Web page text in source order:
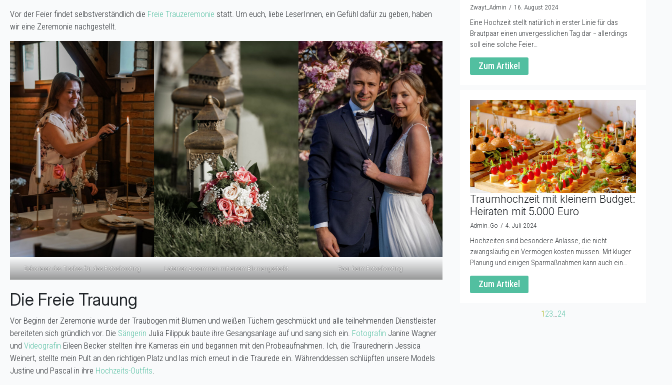
Vor der Feier findet selbstverständlich die Freie Trauzeremonie statt. Um euch, liebe LeserInnen, ein Gefühl dafür zu geben, haben
wir eine Zeremonie nachgestellt.
Dekorieren des Tisches für das Fotoshooting Laternen zusammen mit einem Blumengesteckt Paar beim Fotoshooting
Die Freie Trauung
Vor Beginn der Zeremonie wurde der Traubogen mit Blumen und weißen Tüchern geschmückt und alle teilnehmenden Dienstleister
bereiteten sich gründlich vor. Die Sängerin Julia Filippuk baute ihre Gesangsanlage auf und sang sich ein. Fotografin Janine Wagner
und Videografin Eileen Becker stellten ihre Kameras ein und begannen mit den Probeaufnahmen. Ich, die Traurednerin Jessica
Weinert, stellte mein Pult an den richtigen Platz und las mich erneut in die Traurede ein. Währenddessen schlüpften unsere Models
Justine und Pascal in ihre Hochzeits-Outfits
Zwayt_Admin 16. August 2024
Eine Hochzeit stellt natürlich in erster Linie für das
Brautpaar einen unvergesslichen Tag dar − allerdings
soll eine solche Feier…
Zum Artikel
Traumhochzeit mit kleinem Budget:
Heiraten mit 5.000 Euro
Admin_Go 4. Juli 2024
Hochzeiten sind besondere Anlässe, die nicht
zwangsläufig ein Vermögen kosten müssen. Mit kluger
Planung und einigen Sparmaßnahmen kann auch ein…
Zum Artikel
1 23…24